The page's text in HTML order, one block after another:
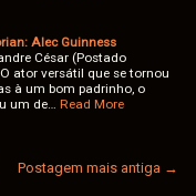
Alec Guinness
César (Postado
ator versátil que se tornou
à um bom padrinho, o
um de…
Read More
Postagem mais antiga →